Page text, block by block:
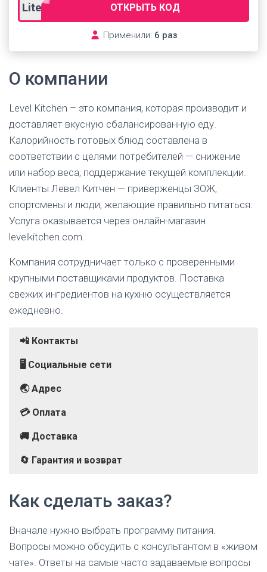
Lite300 ОТКРЫТЬ КОД
Применили: 6 раз
О компании
Level Kitchen – это компания, которая производит и
доставляет вкусную сбалансированную еду.
Калорийность готовых блюд составлена в
соответствии с целями потребителей — снижение
или набор веса, поддержание текущей комплекции.
Клиенты Левел Китчен — приверженцы ЗОЖ,
спортсмены и люди, желающие правильно питаться.
Услуга оказывается через онлайн-магазин
levelkitchen.com.
Компания сотрудничает только с проверенными
крупными поставщиками продуктов. Поставка
свежих ингредиентов на кухню осуществляется
ежедневно.
📲 Контакты
🖥️ Социальные сети
🌏 Адрес
💳 Оплата
🚚 Доставка
🔄 Гарантия и возврат
E-mail:info@levelkitchen.com
Telegram
Apple Pay, Google Pay
Наличные
товаров ненадлежащего качества.
Как сделать заказ?
Вначале нужно выбрать программу питания.
Вопросы можно обсудить с консультантом в «живом
чате». Ответы на самые часто задаваемые вопросы